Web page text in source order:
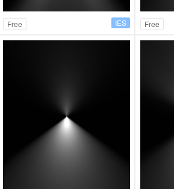
Free IES Free